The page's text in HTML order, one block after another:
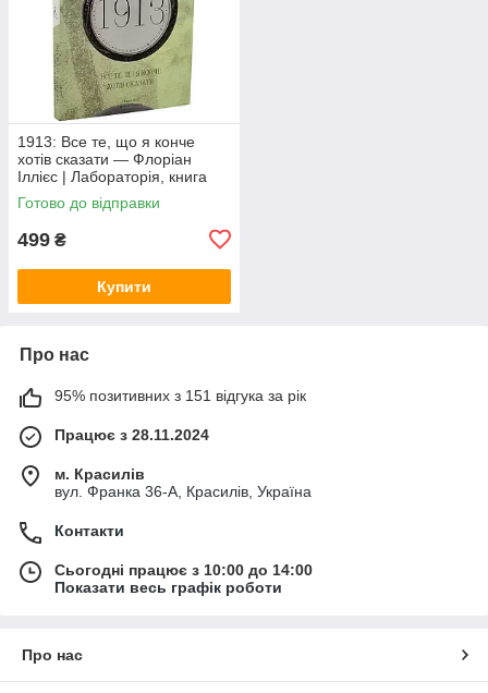
1913: Все те, що я конче
хотів сказати — Флоріан
Іллієс | Лабораторія, книга
українською, нова, м'яка
Готово до відправки
499 ₴
Купити
Про нас
95% позитивних з 151 відгука за рік
Працює з 28.11.2024
м. Красилів
вул. Франка 36-А, Красилів, Україна
Контакти
Сьогодні працює з 10:00 до 14:00
Показати весь графік роботи
Про нас